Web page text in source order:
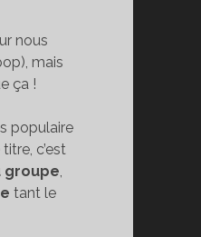
nous
mais
ça !
populaire
c’est
groupe
tant le